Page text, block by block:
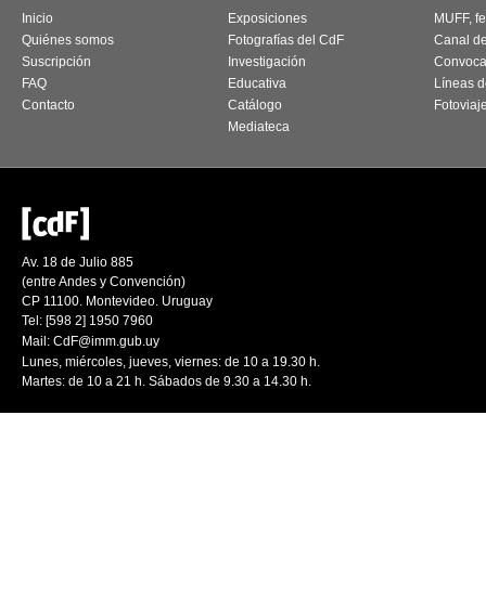
Inicio
Quiénes somos
Suscripción
FAQ
Contacto
Exposiciones
Fotografías del CdF
Investigación
Educativa
Catálogo
Mediateca
MUFF,
Canal
Líneas
Av. 18 de Julio 885
(entre Andes y Convención)
CP 11100. Montevideo. Uruguay
Tel: [598 2] 1950 7960
Mail: CdF@imm.gub.uy
Lunes, miércoles, jueves, viernes: de 10 a 19.30 h.
Martes: de 10 a 21 h. Sábados de 9.30 a 14.30 h.